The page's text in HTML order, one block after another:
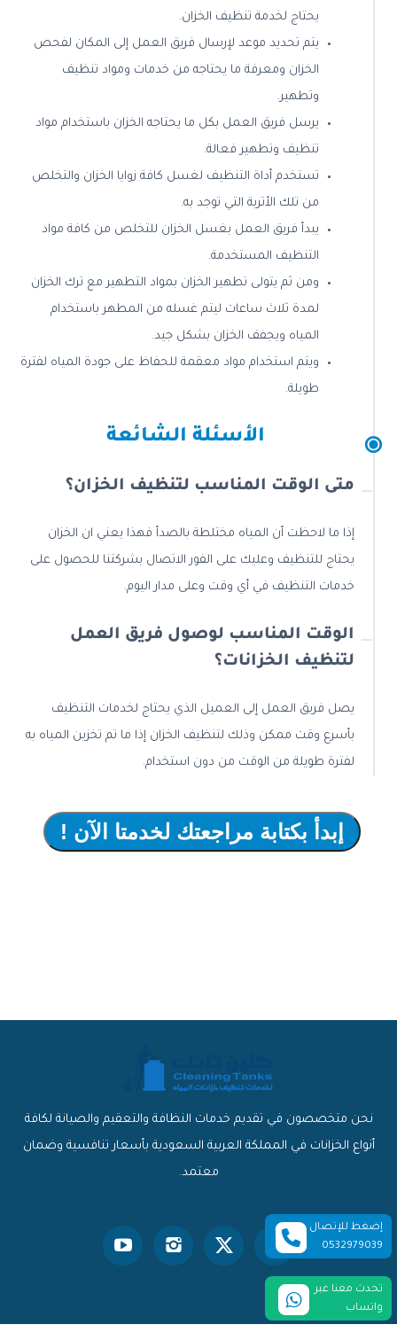
يحتاج لخدمة تنظيف الخزان.
يتم تحديد موعد لإرسال فريق العمل إلى المكان لفحص
الخزان ومعرفة ما يحتاجه من خدمات ومواد تنظيف
وتطهير.
يرسل فريق العمل بكل ما يحتاجه الخزان باستخدام مواد
تنظيف وتطهير فعالة.
تستخدم أداة التنظيف لغسل كافة زوايا الخزان والتخلص
من تلك الأتربة التي توجد به.
يبدأ فريق العمل بغسل الخزان للتخلص من كافة مواد
التنظيف المستخدمة.
ومن ثم يتولى تطهير الخزان بمواد التطهير مع ترك الخزان
لمدة ثلاث ساعات ليتم غسله من المطهر باستخدام
المياه ويجفف الخزان بشكل جيد.
ويتم استخدام مواد معقمة للحفاظ على جودة المياه لفترة
طويلة.
الأسئلة الشائعة
متى الوقت المناسب لتنظيف الخزان؟
إذا ما لاحظت أن المياه مختلطة بالصدأ فهذا يعني ان الخزان
يحتاج للتنظيف وعليك على الفور الاتصال بشركتنا للحصول على
خدمات التنظيف في أي وقت وعلى مدار اليوم.
الوقت المناسب لوصول فريق العمل
لتنظيف الخزانات؟
يصل فريق العمل إلى العميل الذي يحتاج لخدمات التنظيف
بأسرع وقت ممكن وذلك لتنظيف الخزان إذا ما تم تخزين المياه به
لفترة طويلة من الوقت من دون استخدام.
إبدأ بكتابة مراجعتك لخدمتا الآن !
نحن متخصصون في تقديم خدمات النظافة والتعقيم والصيانة لكافة
أنواع الخزانات في المملكة العربية السعودية بأسعار تنافسية وضمان
معتمد.
إضغط للإتصال
0532979039
تحدث معنا عبر
واتساب